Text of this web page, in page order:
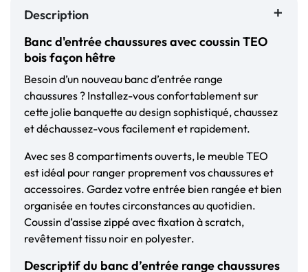
Description
Banc d'entrée chaussures avec coussin TEO
bois façon hêtre
Besoin d’un nouveau banc d’entrée range
chaussures ? Installez-vous confortablement sur
cette jolie banquette au design sophistiqué, chaussez
et déchaussez-vous facilement et rapidement.
Avec ses 8 compartiments ouverts, le meuble TEO
est idéal pour ranger proprement vos chaussures et
accessoires. Gardez votre entrée bien rangée et bien
organisée en toutes circonstances au quotidien.
Coussin d’assise zippé avec fixation à scratch,
revêtement tissu noir en polyester.
Descriptif du banc d’entrée range chaussures